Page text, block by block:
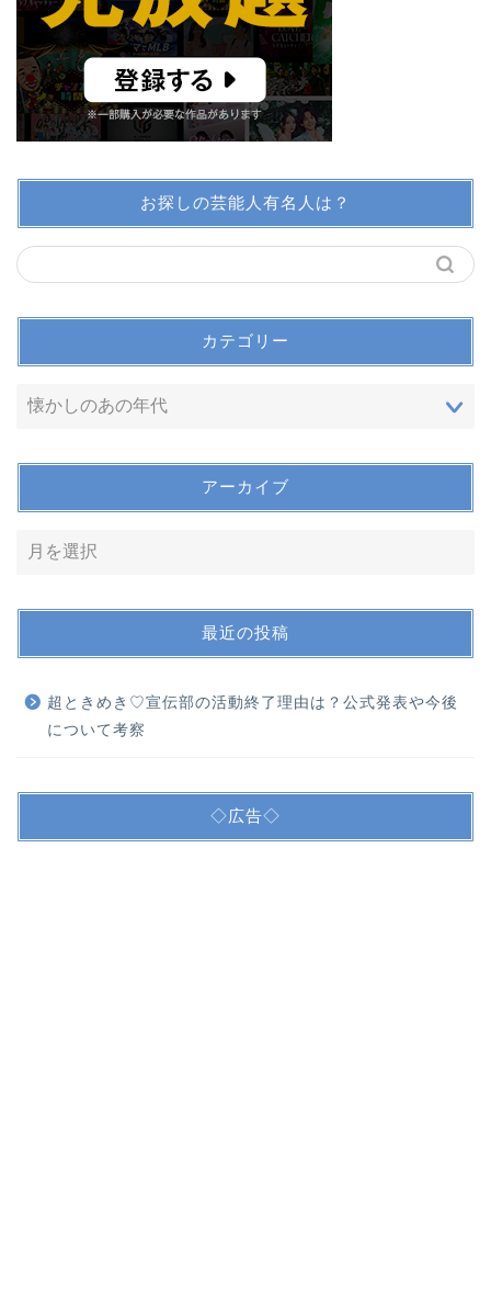
お探しの芸能人有名人は？
カテゴリー
アーカイブ
最近の投稿
超ときめき♡宣伝部の活動終了理由は？公式発表や今後
について考察
◇広告◇